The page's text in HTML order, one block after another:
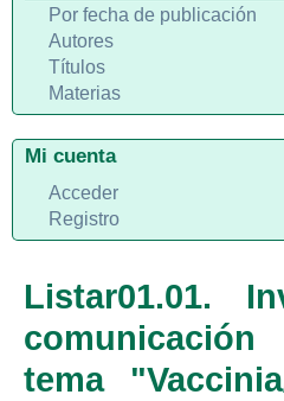
Listar01.01.
tema
Por fecha de publicación
Autores
Títulos
Materias
Mi cuenta
Acceder
Registro